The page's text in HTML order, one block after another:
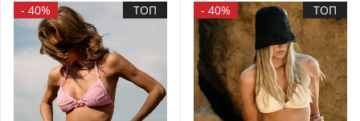
- 40% ТОП - 40% ТОП